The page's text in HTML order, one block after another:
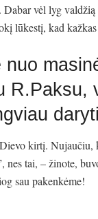
vėl lyg
lūkestį, kad kažkas
nuo
R.Paksu,
kirtį. Nujaučiu,
nes tai, – žinote,
sau pakenkėme!